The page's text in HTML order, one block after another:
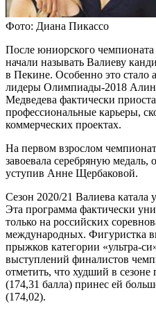
Фото: Диана Пикассо
После юниорского
начали называть Валиеву
в Пекине. Особенно это стало
лидеры Олимпиады-2018
Медведева фактически
профессиональные карьеры,
коммерческих проектах.
На первом взрослом
завоевала серебряную
уступив Анне Щербаковой.
Сезон 2020/21 Валиева катала
Эта программа фактически
только на российских
международных. Фигуристка
прыжков категории «ультра-
выступлений финалистов
отметить, что худший в
(174,31 балла) принес ей
(174,02).